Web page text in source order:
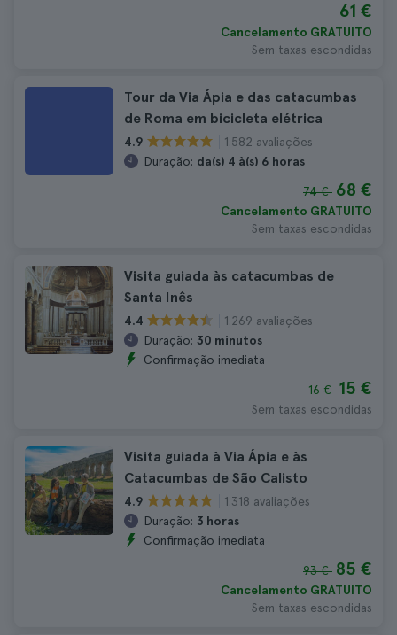
61 €
Cancelamento GRATUITO
Sem taxas escondidas
Tour da Via Ápia e das catacumbas
de Roma em bicicleta elétrica
4.9
1.582 avaliações
Duração: da(s) 4 à(s) 6 horas
74 € 68 €
Cancelamento GRATUITO
Sem taxas escondidas
Visita guiada às catacumbas de
Santa Inês
4.4
1.269 avaliações
Duração: 30 minutos
Confirmação imediata
16 € 15 €
Sem taxas escondidas
Visita guiada à Via Ápia e às
Catacumbas de São Calisto
4.9
1.318 avaliações
Duração: 3 horas
Confirmação imediata
93 € 85 €
Cancelamento GRATUITO
Sem taxas escondidas